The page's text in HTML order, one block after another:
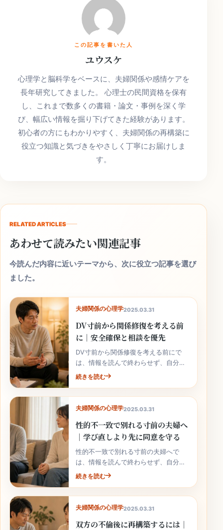
この記事を書いた人
ユウスケ
心理学と脳科学をベースに、夫婦関係や感情ケアを
長年研究してきました。 心理士の民間資格を保有
し、これまで数多くの書籍・論文・事例を深く学
び、幅広い情報を掘り下げてきた経験があります。
初心者の方にもわかりやすく、夫婦関係の再構築に
役立つ知識と気づきをやさしく丁寧にお届けしま
す。
RELATED ARTICLES
あわせて読みたい関連記事
今読んだ内容に近いテーマから、次に役立つ記事を選び
ました。
夫婦関係の心理学2025.03.31
DV寸前から関係修復を考える前
に｜安全確保と相談を優先
DV寸前から関係修復を考える前にで
は、情報を読んで終わらせず、自分の
家庭の事実と次の行動へ落とし込むこ
続きを読む
夫婦関係の心理学2025.03.31
性的不一致で別れる寸前の夫婦へ
｜学び直しより先に同意を守る
性的不一致で別れる寸前の夫婦へで
は、情報を読んで終わらせず、自分の
家庭の事実と次の行動へ落とし込むこ
続きを読む
夫婦関係の心理学2025.03.31
双方の不倫後に再構築するには｜